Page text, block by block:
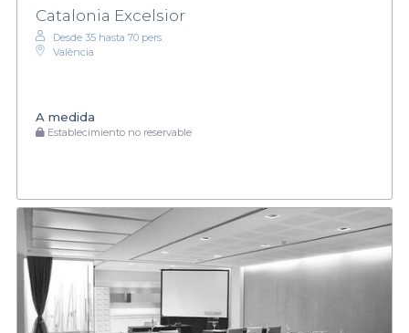
Catalonia Excelsior
Desde 35 hasta 70 pers.
València
A medida
Establecimiento no reservable